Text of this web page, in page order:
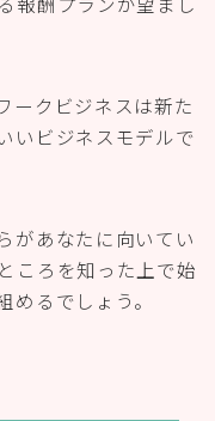
ークビジネスは新た
いビジネスモデルで
があなたに向いてい
ころを知った上で始
るでしょう。